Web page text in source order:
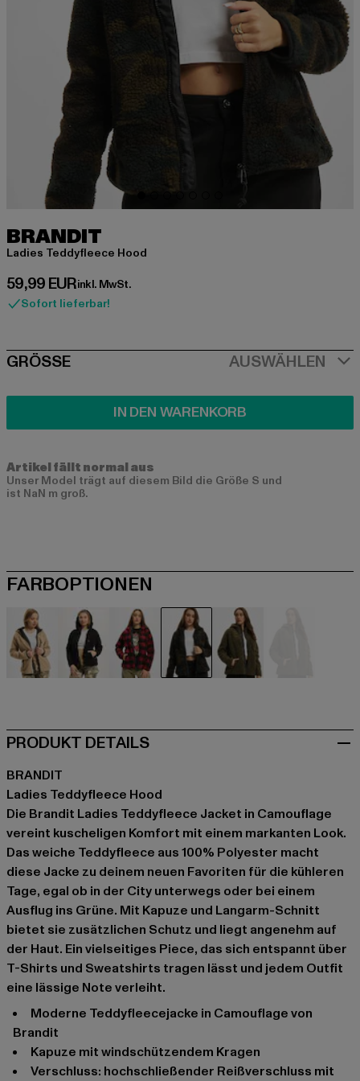
BRANDIT
Ladies Teddyfleece Hood
59,99 EUR
Derzeitiger Preis: 59,99 EUR
inkl. MwSt.
Sofort lieferbar!
SIZE
GRÖSSE AUSWÄHLEN
IN DEN WARENKORB
Artikel fällt normal aus
Unser Model trägt auf diesem Bild die Größe S und
ist NaN m groß.
FARBOPTIONEN
PRODUKT DETAILS
BRANDIT
Ladies Teddyfleece Hood
Die Brandit Ladies Teddyfleece Jacket in Camouflage
vereint kuscheligen Komfort mit einem markanten Look.
Das weiche Teddyfleece aus 100% Polyester macht
diese Jacke zu deinem neuen Favoriten für die kühleren
Tage, egal ob in der City unterwegs oder bei einem
Ausflug ins Grüne. Mit Kapuze und Langarm-Schnitt
bietet sie zusätzlichen Schutz und liegt angenehm auf
der Haut. Ein vielseitiges Piece, das sich entspannt über
T-Shirts und Sweatshirts tragen lässt und jedem Outfit
eine lässige Note verleiht.
Moderne Teddyfleecejacke in Camouflage von
Brandit
Kapuze mit windschützendem Kragen
Verschluss: hochschließender Reißverschluss mit